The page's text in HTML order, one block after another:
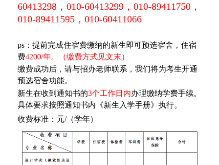
60413298，010-60413299，010-89411750，
010-89411595，010-60411066
ps：提前完成住宿费缴纳的新生即可预选宿舍，住宿
费4200/年。（缴费方式见文末）
缴费成功后，请与招办老师联系，我们将为考生开通
预选宿舍功能。
新生在收到通知书的3个工作日内办理缴纳学费手续。
具体要求按照通知书内《新生入学手册》执行。
收费标准：元/（学年）